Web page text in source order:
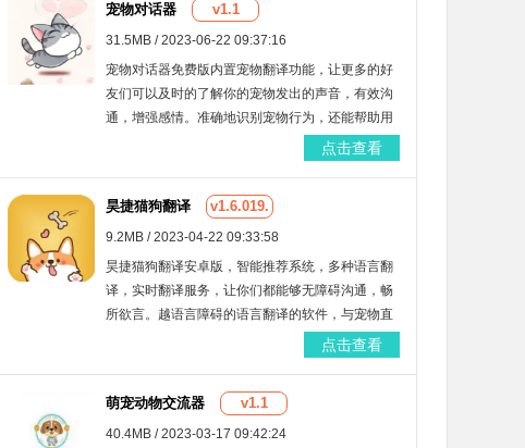
宠物对话器 v1.1
31.5MB / 2023-06-22 09:37:16
宠物对话器免费版内置宠物翻译功能，让更多的好
友们可以及时的了解你的宠物发出的声音，有效沟
通，增强感情。准确地识别宠物行为，还能帮助用
户们建立宠物档案，更好的照顾宠物，随时与其他
点击查看
昊捷猫狗翻译 v1.6.019.
9.2MB / 2023-04-22 09:33:58
昊捷猫狗翻译安卓版，智能推荐系统，多种语言翻
译，实时翻译服务，让你们都能够无障碍沟通，畅
所欲言。越语言障碍的语言翻译的软件，与宠物直
接交流，了解爱宠的心情和行为习惯，更好的照顾
点击查看
萌宠动物交流器 v1.1
40.4MB / 2023-03-17 09:42:24